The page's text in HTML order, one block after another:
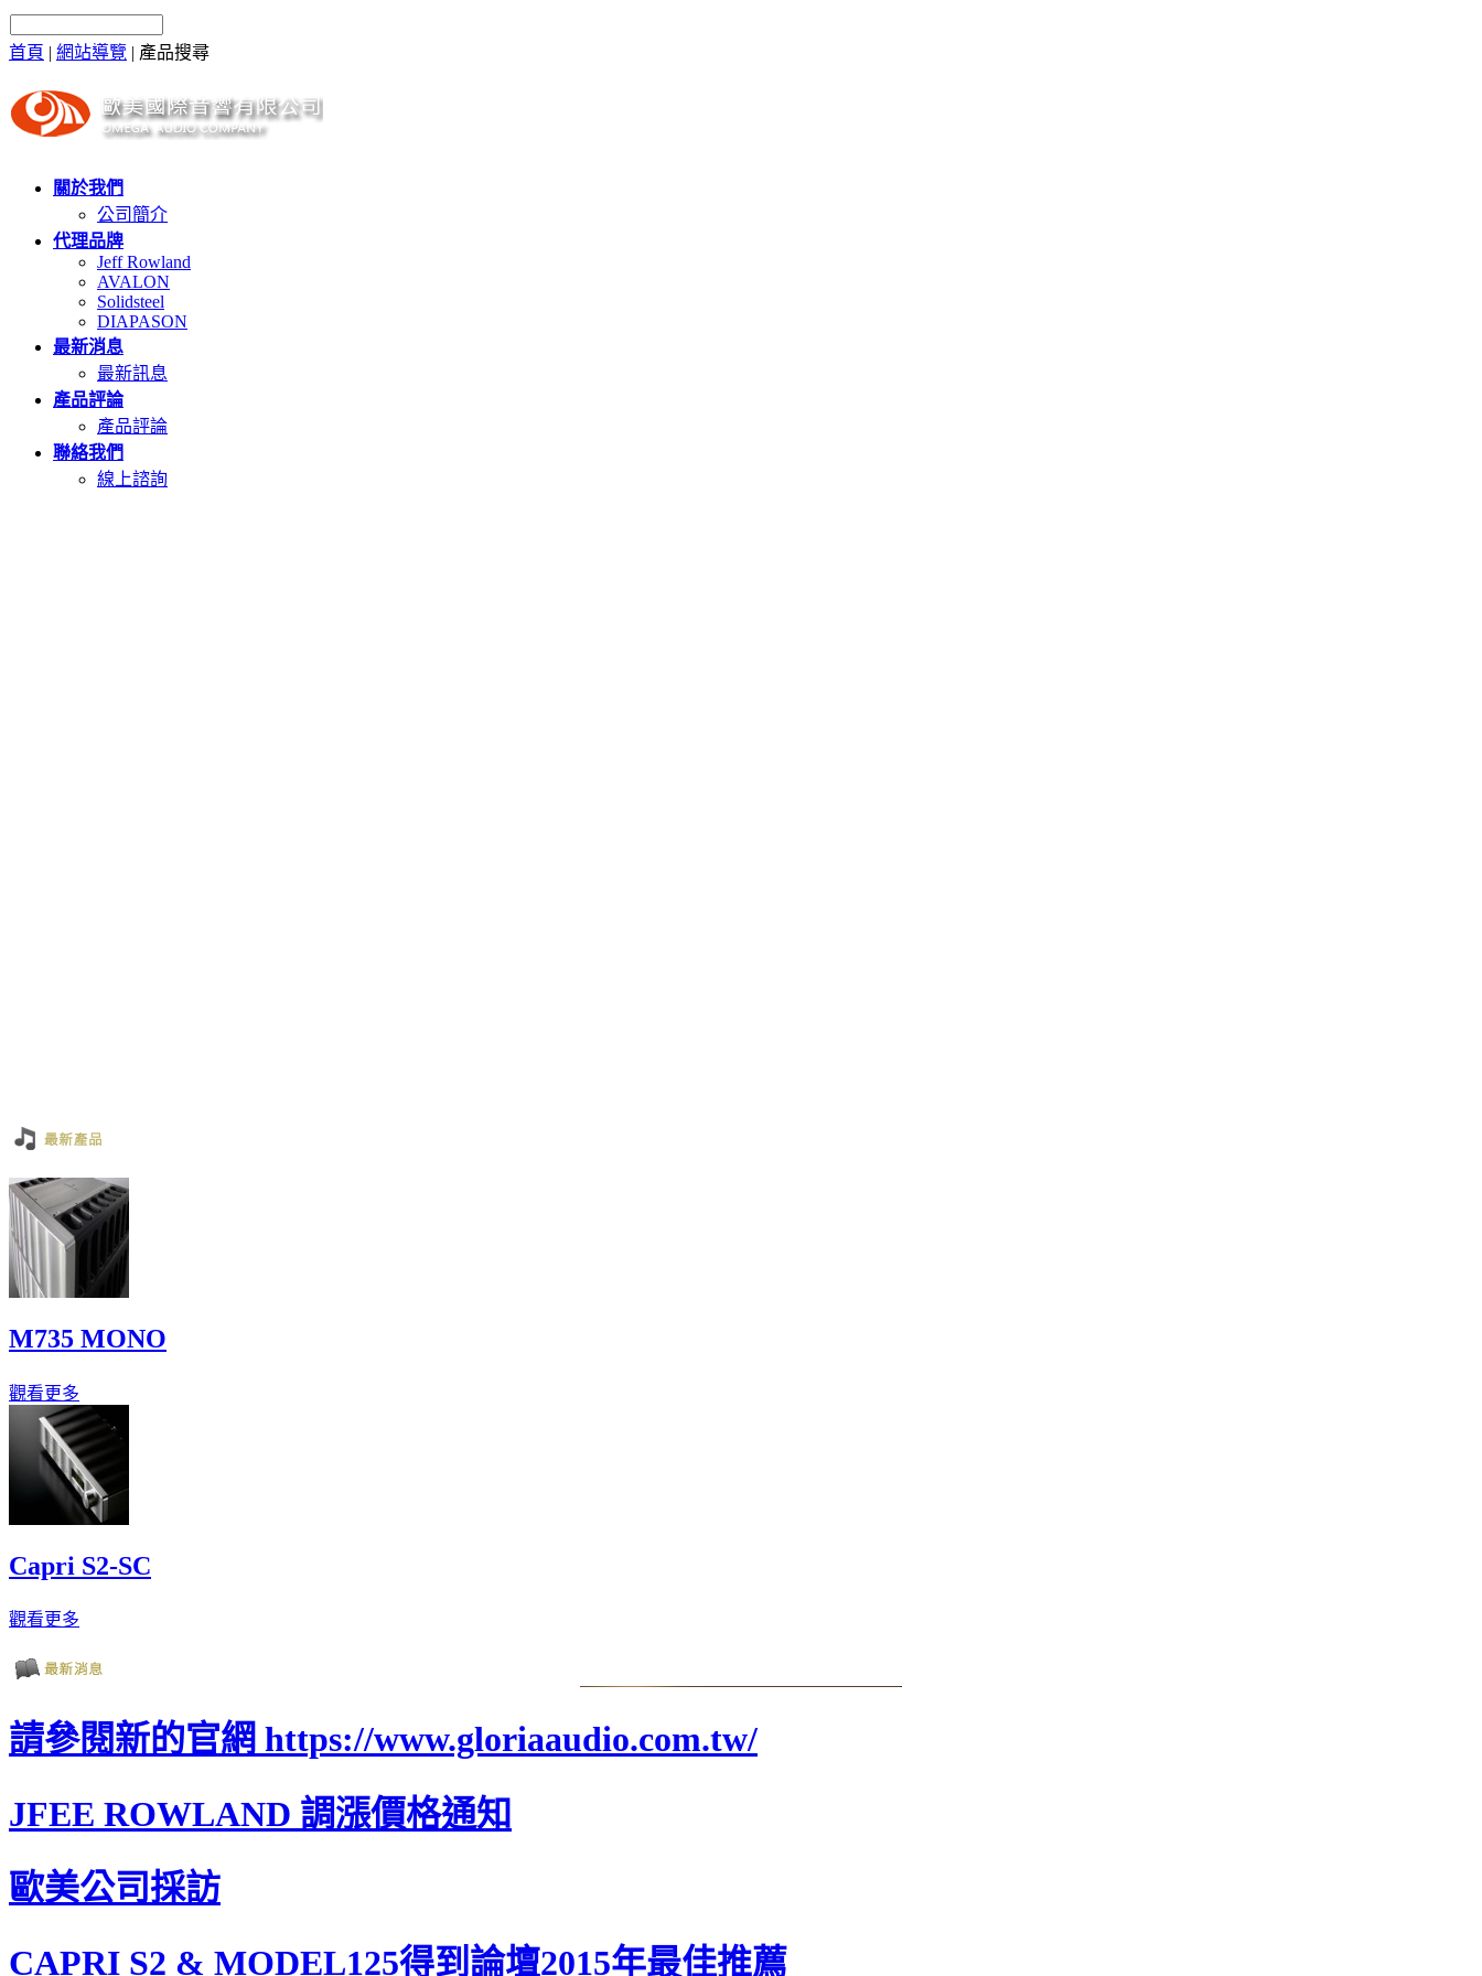
首頁 | 網站導覽 | 產品搜尋
關於我們
公司簡介
代理品牌
Jeff Rowland
AVALON
Solidsteel
DIAPASON
最新消息
最新訊息
產品評論
產品評論
聯絡我們
線上諮詢
M735 MONO
觀看更多
Capri S2-SC
觀看更多
請參閱新的官網 https://www.gloriaaudio.com.tw/
JFEE ROWLAND 調漲價格通知
歐美公司採訪
CAPRI S2 & MODEL125得到論壇2015年最佳推薦